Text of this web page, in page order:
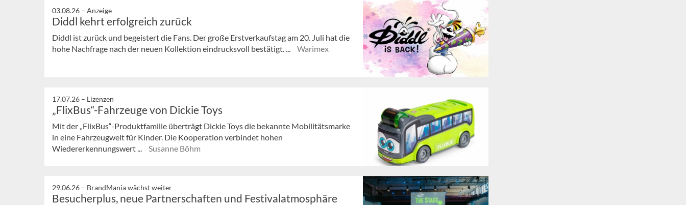
03.08.26 – Anzeige
Diddl kehrt erfolgreich zurück
Diddl ist zurück und begeistert die Fans. Der große Erstverkaufstag am 20. Juli hat die
hohe Nachfrage nach der neuen Kollektion eindrucksvoll bestätigt. ...
Warimex
17.07.26 – Lizenzen
„FlixBus“-Fahrzeuge von Dickie Toys
Mit der „FlixBus“-Produktfamilie überträgt Dickie Toys die bekannte Mobilitätsmarke
in eine Fahrzeugwelt für Kinder. Die Kooperation verbindet hohen
Wiedererkennungswert ...
Susanne Böhm
29.06.26 – BrandMania wächst weiter
Besucherplus, neue Partnerschaften und Festivalatmosphäre